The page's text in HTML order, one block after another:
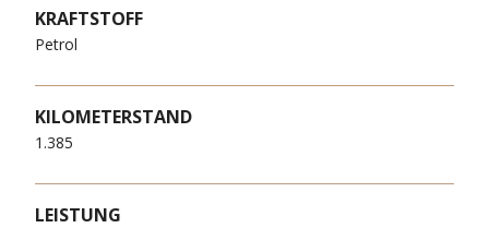
KRAFTSTOFF
Petrol
KILOMETERSTAND
1.385
LEISTUNG